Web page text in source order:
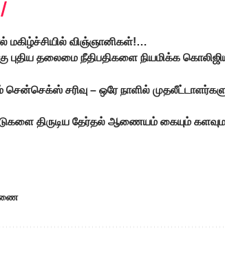
மகிழ்ச்சியில் விஞ்ஞானிகள்!…
புதிய தலைமை நீதிபதிகளை நியமிக்க
சரிவு – ஒரே நாளில்
திருடிய தேர்தல் ஆணையம் கையும் களவுமாக